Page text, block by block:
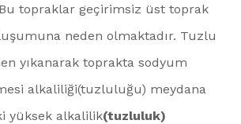
topraklar geçirimsiz üst toprak
neden olmaktadır. Tuzlu
yıkanarak toprakta sodyum
alkaliliği(tuzluluğu) meydana
yüksek alkalilik(tuzluluk)